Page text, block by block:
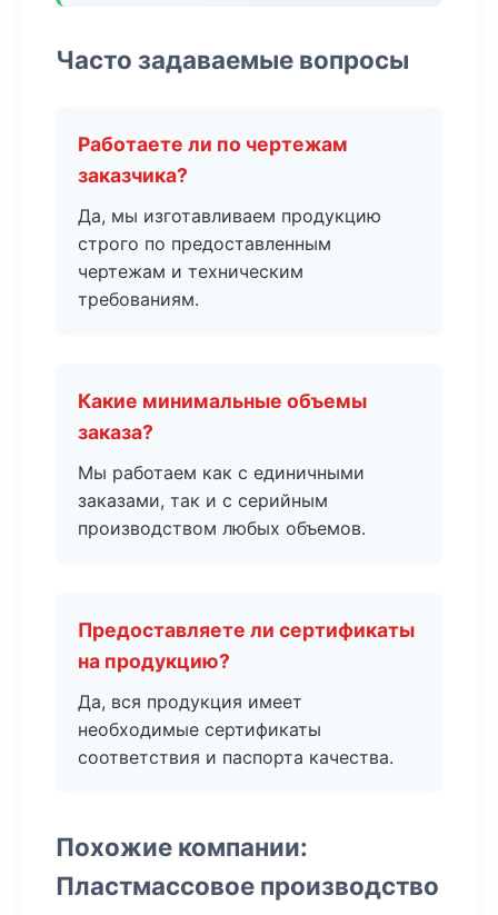
Часто задаваемые вопросы
Работаете ли по чертежам
заказчика?
Да, мы изготавливаем продукцию
строго по предоставленным
чертежам и техническим
требованиям.
Какие минимальные объемы
заказа?
Мы работаем как с единичными
заказами, так и с серийным
производством любых объемов.
Предоставляете ли сертификаты
на продукцию?
Да, вся продукция имеет
необходимые сертификаты
соответствия и паспорта качества.
Похожие компании:
Пластмассовое производство